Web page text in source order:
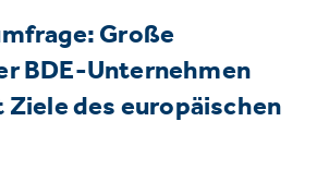
Große
BDE-Unternehmen
des europäischen